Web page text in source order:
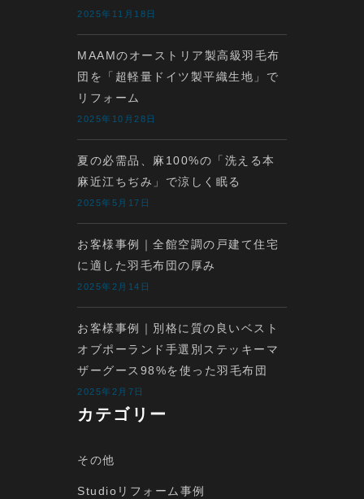
2025年11月18日
MAAMのオーストリア製高級羽毛布
団を「超軽量ドイツ製平織生地」で
リフォーム
2025年10月28日
夏の必需品、麻100%の「洗える本
麻近江ちぢみ」で涼しく眠る
2025年5月17日
お客様事例｜全館空調の戸建て住宅
に適した羽毛布団の厚み
2025年2月14日
お客様事例｜別格に質の良いベスト
オブポーランド手選別ステッキーマ
ザーグース98%を使った羽毛布団
2025年2月7日
カテゴリー
その他
Studioリフォーム事例